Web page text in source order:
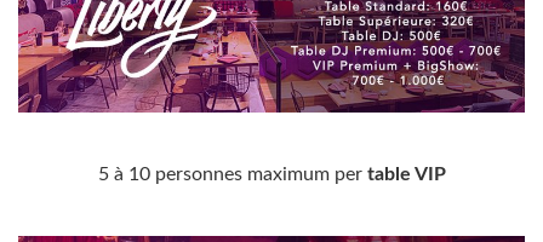
5 à 10 personnes maximum per table VIP